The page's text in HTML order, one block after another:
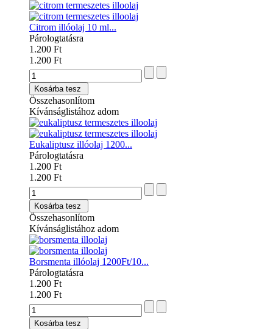
Citrom illóolaj 10 ml...
Párologtatásra
1.200 Ft
1.200 Ft
Kosárba tesz
Összehasonlítom
Kívánságlistához adom
Eukaliptusz illóolaj 1200...
Párologtatásra
1.200 Ft
1.200 Ft
Kosárba tesz
Összehasonlítom
Kívánságlistához adom
Borsmenta illóolaj 1200Ft/10...
Párologtatásra
1.200 Ft
1.200 Ft
Kosárba tesz